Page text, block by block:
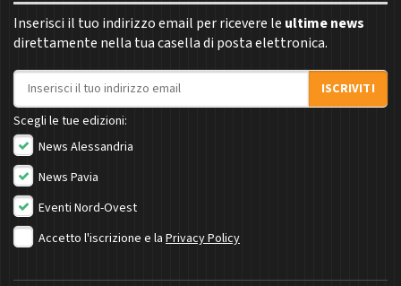
Inserisci il tuo indirizzo email per ricevere le ultime news
direttamente nella tua casella di posta elettronica.
Indirizzo email
ISCRIVITI
Scegli le tue edizioni:
News Alessandria
News Pavia
Eventi Nord-Ovest
Accetto l'iscrizione e la Privacy Policy